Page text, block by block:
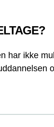
har ikke